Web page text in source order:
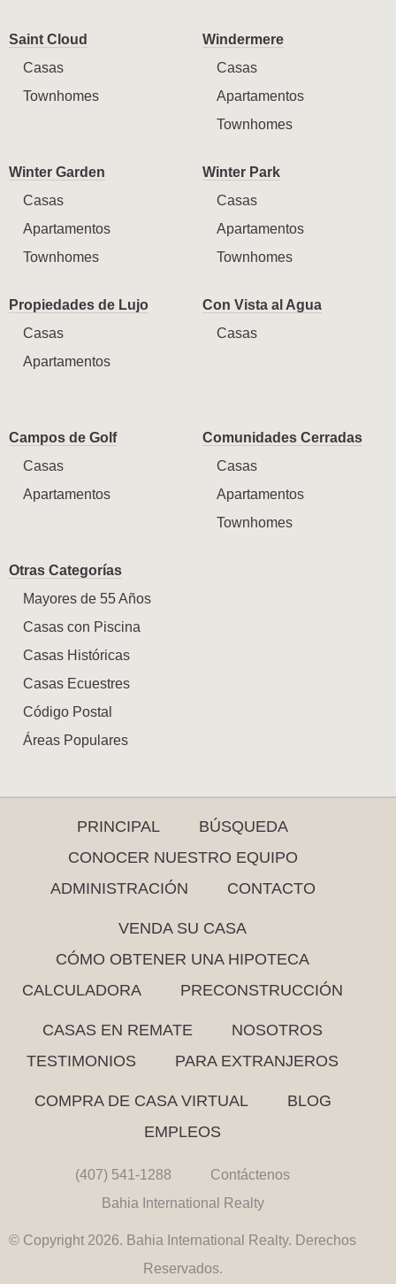
Saint Cloud
Casas
Townhomes
Windermere
Casas
Apartamentos
Townhomes
Winter Garden
Casas
Apartamentos
Townhomes
Winter Park
Casas
Apartamentos
Townhomes
Propiedades de Lujo
Casas
Apartamentos
Con Vista al Agua
Casas
Campos de Golf
Casas
Apartamentos
Comunidades Cerradas
Casas
Apartamentos
Townhomes
Otras Categorías
Mayores de 55 Años
Casas con Piscina
Casas Históricas
Casas Ecuestres
Código Postal
Áreas Populares
PRINCIPAL
BÚSQUEDA
CONOCER NUESTRO EQUIPO
ADMINISTRACIÓN
CONTACTO
VENDA SU CASA
CÓMO OBTENER UNA HIPOTECA
CALCULADORA
PRECONSTRUCCIÓN
CASAS EN REMATE
NOSOTROS
TESTIMONIOS
PARA EXTRANJEROS
COMPRA DE CASA VIRTUAL
BLOG
EMPLEOS
(407) 541-1288
Contáctenos
Bahia International Realty
© Copyright 2026. Bahia International Realty. Derechos
Reservados.